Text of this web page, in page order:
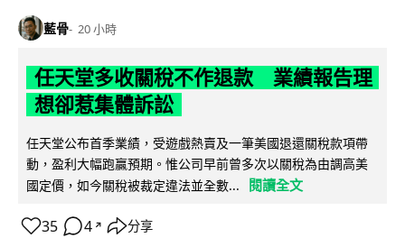
藍骨 20 小時
任天堂多收關稅不作退款 業績報告理
想卻惹集體訴訟
任天堂公布首季業績，受遊戲熱賣及一筆美國退還關稅款項帶
動，盈利大幅跑贏預期。惟公司早前曾多次以關稅為由調高美
國定價，如今關稅被裁定違法並全數...
閱讀全文
35 4 ↗ 分享